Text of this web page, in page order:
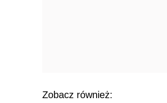
Zobacz również: